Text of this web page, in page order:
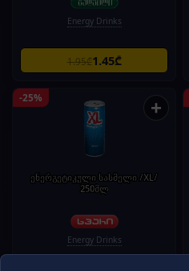
Energy Drinks
1.95₾1.45₾
-25% +
ენერგეტიკული სასმელი /XL/
250მლ
Energy Drinks